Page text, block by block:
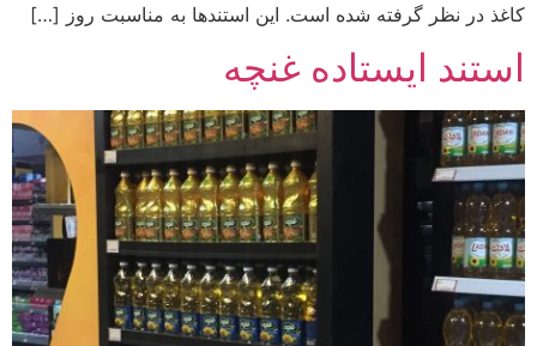
کاغذ در نظر گرفته شده است. این استندها به مناسبت روز […]
استند ایستاده غنچه